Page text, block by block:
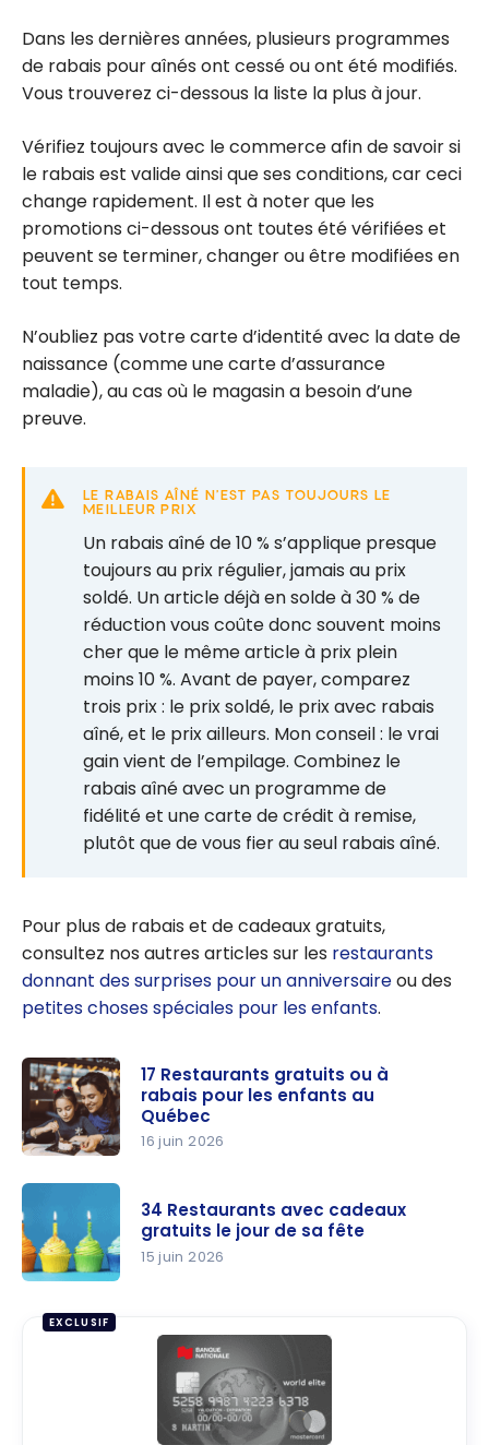
Dans les dernières années, plusieurs programmes
de rabais pour aînés ont cessé ou ont été modifiés.
Vous trouverez ci-dessous la liste la plus à jour.
Vérifiez toujours avec le commerce afin de savoir si
le rabais est valide ainsi que ses conditions, car ceci
change rapidement. Il est à noter que les
promotions ci-dessous ont toutes été vérifiées et
peuvent se terminer, changer ou être modifiées en
tout temps.
N’oubliez pas votre carte d’identité avec la date de
naissance (comme une carte d’assurance
maladie), au cas où le magasin a besoin d’une
preuve.
LE RABAIS AÎNÉ N’EST PAS TOUJOURS LE
MEILLEUR PRIX
Un rabais aîné de 10 % s’applique presque
toujours au prix régulier, jamais au prix
soldé. Un article déjà en solde à 30 % de
réduction vous coûte donc souvent moins
cher que le même article à prix plein
moins 10 %. Avant de payer, comparez
trois prix : le prix soldé, le prix avec rabais
aîné, et le prix ailleurs. Mon conseil : le vrai
gain vient de l’empilage. Combinez le
rabais aîné avec un programme de
fidélité et une carte de crédit à remise,
plutôt que de vous fier au seul rabais aîné.
Pour plus de rabais et de cadeaux gratuits,
consultez nos autres articles sur les restaurants
donnant des surprises pour un anniversaireou des
petites choses spéciales pour les enfants.
Restaurant
s gratuits
ou à rabais
pour les
Québec
17 Restaurants gratuits ou à
rabais pour les enfants au
Québec
16 juin 2026
Restaurant
34 Restaurants avec cadeaux
gratuits le jour de sa fête
15 juin 2026
EXCLUSIF